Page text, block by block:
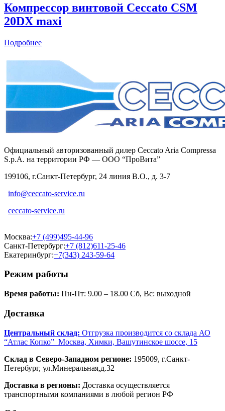
Компрессор винтовой Ceccato CSM
20DX maxi
Подробнее
Официальный авторизованный дилер Ceccato Aria Compressa
S.p.A. на территории РФ — ООО “ПроВита”
199106, г.Санкт-Петербург, 24 линия В.О., д. 3-7
info@ceccato-service.ru
ceccato-service.ru
Москва:+7 (499)495-44-96
Санкт-Петербург:+7 (812)611-25-46
Екатеринбург:+7(343) 243-59-64
Режим работы
Время работы: Пн-Пт: 9.00 – 18.00 Сб, Вс: выходной
Доставка
Центральный склад: Отгрузка производится со склада АО
“Атлас Копко” Москва, Химки, Вашутинское шоссе, 15
Склад в Северо-Западном регионе: 195009, г.Санкт-
Петербург, ул.Минеральная,д.32
Доставка в регионы: Доставка осуществляется
транспортными компаниями в любой регион РФ